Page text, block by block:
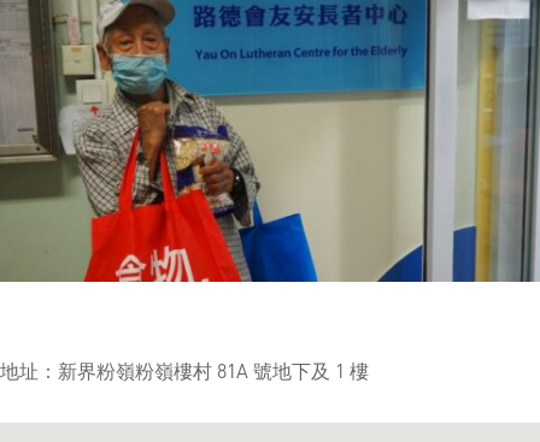
地址：新界粉嶺粉嶺樓村 81A 號地下及 1 樓